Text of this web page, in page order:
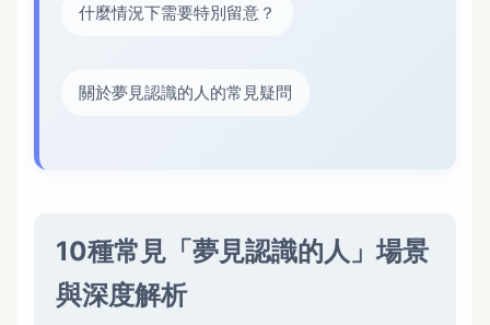
什麼情況下需要特別留意？
關於夢見認識的人的常見疑問
10種常見「夢見認識的人」場景
與深度解析